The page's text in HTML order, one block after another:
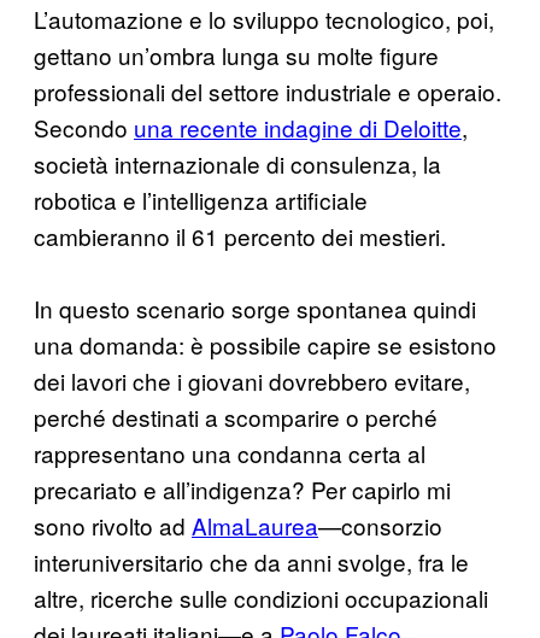
L’automazione e lo sviluppo tecnologico, poi,
gettano un’ombra lunga su molte figure
professionali del settore industriale e operaio.
Secondo una recente indagine di Deloitte,
società internazionale di consulenza, la
robotica e l’intelligenza artificiale
cambieranno il 61 percento dei mestieri.
In questo scenario sorge spontanea quindi
una domanda: è possibile capire se esistono
dei lavori che i giovani dovrebbero evitare,
perché destinati a scomparire o perché
rappresentano una condanna certa al
precariato e all’indigenza? Per capirlo mi
sono rivolto ad AlmaLaurea—consorzio
interuniversitario che da anni svolge, fra le
altre, ricerche sulle condizioni occupazionali